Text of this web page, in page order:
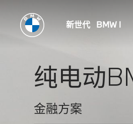
新世代 BMW i
纯电动
金融方案